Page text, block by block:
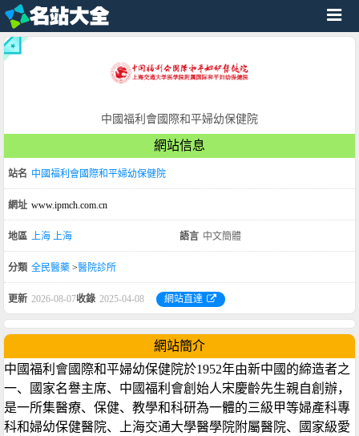
中國福利會國際和平婦幼保健院
網站信息
站名 中國福利會國際和平婦幼保健院
網址 www.ipmch.com.cn
地區 上海 上海 語言 中文簡體
分類 全民醫藥 >醫院診所
更新 2026-08-07收錄 2025-04-08 網站直達
網站簡介
中國福利會國際和平婦幼保健院於1952年由新中國的締造者之
一、國家名譽主席、中國福利會創始人宋慶齡先生親自創辦，
是一所集醫療、保健、教學和科研為一體的三級甲等婦產科專
科和婦幼保健醫院、上海交通大學醫學院附屬醫院、國家級愛